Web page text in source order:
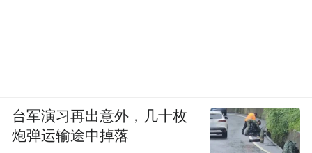
台军演习再出意外，几十枚
炮弹运输途中掉落